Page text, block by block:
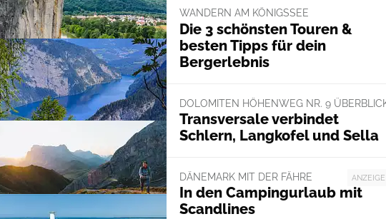
WANDERN AM KÖNIGSSEE
Die 3 schönsten Touren &
besten Tipps für dein
Bergerlebnis
DOLOMITEN HÖHENWEG NR. 9
Transversale verbindet
Schlern, Langkofel und Sella
ANZEIGE
DÄNEMARK MIT DER FÄHRE
In den Campingurlaub mit
Scandlines